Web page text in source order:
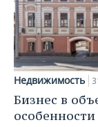
Недвижимость
Бизнес в